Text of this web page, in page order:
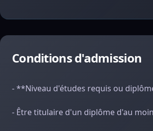
Conditions d'admission
- **Niveau d'études requis ou
- Être titulaire d'un diplôme d'au moins